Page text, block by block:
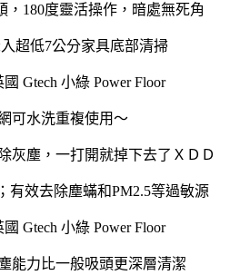
，180度靈活操作，暗處無死角
超低7公分家具底部清掃
可水洗重複使用～
灰塵，一打開就掉下去了ＸＤＤ
有效去除塵蟎和PM2.5等過敏源
能力比一般吸頭更深層清潔